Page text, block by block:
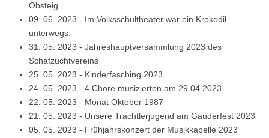
Obsteig
09. 06. 2023 - Im Volksschultheater war ein Krokodil
unterwegs.
31. 05. 2023 - Jahreshauptversammlung 2023 des
Schafzuchtvereins
25. 05. 2023 - Kinderfasching 2023
24. 05. 2023 - 4 Chöre musizierten am 29.04.2023.
22. 05. 2023 - Monat Oktober 1987
21. 05. 2023 - Unsere Trachtlerjugend am Gauderfest 2023
05. 05. 2023 - Frühjahrskonzert der Musikkapelle 2023